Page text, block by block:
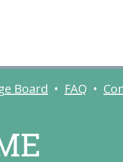
Board • FAQ •